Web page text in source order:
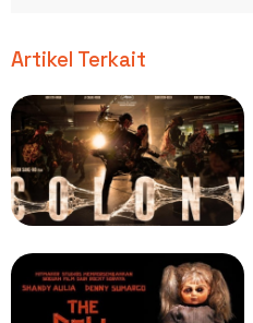
Artikel Terkait